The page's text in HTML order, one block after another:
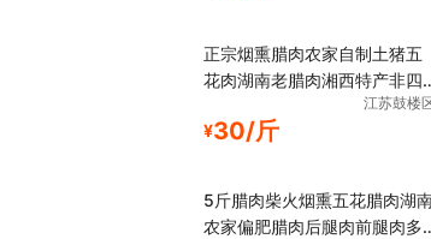
正宗烟熏腊肉农家自制土猪五
花肉湖南老腊肉湘西特产非四
江苏鼓楼
¥30/斤
5斤腊肉柴火烟熏五花腊肉湖
农家偏肥腊肉后腿肉前腿肉多